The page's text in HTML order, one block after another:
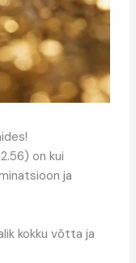
on kui
ja
kokku võtta ja